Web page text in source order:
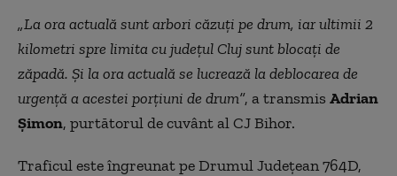
„La ora actuală sunt arbori căzuți pe drum, iar ultimii 2
kilometri spre limita cu județul Cluj sunt blocați de
zăpadă. Și la ora actuală se lucrează la deblocarea de
urgență a acestei porțiuni de drum”, a transmis Adrian
Șimon, purtătorul de cuvânt al CJ Bihor.
Traficul este îngreunat pe Drumul Județean 764D,